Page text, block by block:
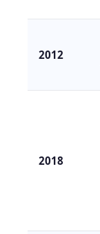
2012
2018